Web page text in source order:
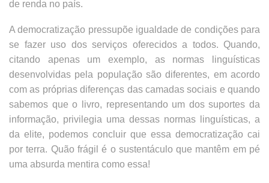
de renda no país.
A democratização pressupõe igualdade de condições para
se fazer uso dos serviços oferecidos a todos. Quando,
citando apenas um exemplo, as normas linguísticas
desenvolvidas pela população são diferentes, em acordo
com as próprias diferenças das camadas sociais e quando
sabemos que o livro, representando um dos suportes da
informação, privilegia uma dessas normas linguísticas, a
da elite, podemos concluir que essa democratização cai
por terra. Quão frágil é o sustentáculo que mantêm em pé
uma absurda mentira como essa!